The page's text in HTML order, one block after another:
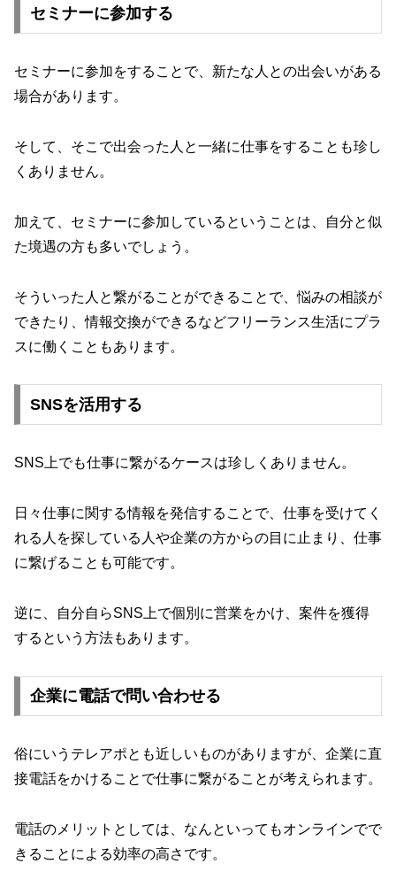
セミナーに参加する
セミナーに参加をすることで、新たな人との出会いがある
場合があります。
そして、そこで出会った人と一緒に仕事をすることも珍し
くありません。
加えて、セミナーに参加しているということは、自分と似
た境遇の方も多いでしょう。
そういった人と繋がることができることで、悩みの相談が
できたり、情報交換ができるなどフリーランス生活にプラ
スに働くこともあります。
SNSを活用する
SNS上でも仕事に繋がるケースは珍しくありません。
日々仕事に関する情報を発信することで、仕事を受けてく
れる人を探している人や企業の方からの目に止まり、仕事
に繋げることも可能です。
逆に、自分自らSNS上で個別に営業をかけ、案件を獲得
するという方法もあります。
企業に電話で問い合わせる
俗にいうテレアポとも近しいものがありますが、企業に直
接電話をかけることで仕事に繋がることが考えられます。
電話のメリットとしては、なんといってもオンラインでで
きることによる効率の高さです。